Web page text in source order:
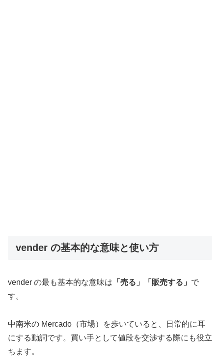
vender の基本的な意味と使い方
vender の最も基本的な意味は 「売る」「販売する」 で
す。
中南米の Mercado（市場）を歩いていると、日常的に耳
にする動詞です。買い手として値段を交渉する際にも役立
ちます。